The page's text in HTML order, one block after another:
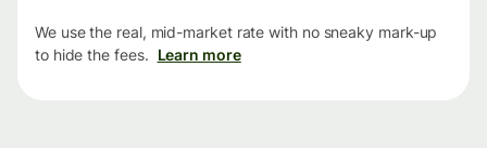
We use the real, mid-market rate with no sneaky mark-up
to hide the fees. Learn more